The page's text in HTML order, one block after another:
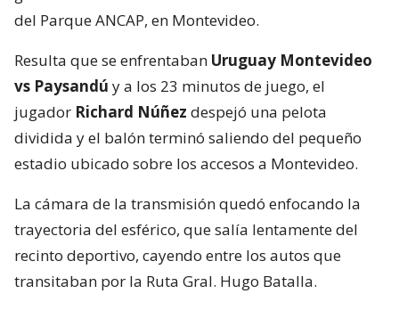
del Parque ANCAP, en Montevideo.
Resulta que se enfrentaban Uruguay Montevideo
vs Paysandú y a los 23 minutos de juego, el
jugador Richard Núñez despejó una pelota
dividida y el balón terminó saliendo del pequeño
estadio ubicado sobre los accesos a Montevideo.
La cámara de la transmisión quedó enfocando la
trayectoria del esférico, que salía lentamente del
recinto deportivo, cayendo entre los autos que
transitaban por la Ruta Gral. Hugo Batalla.